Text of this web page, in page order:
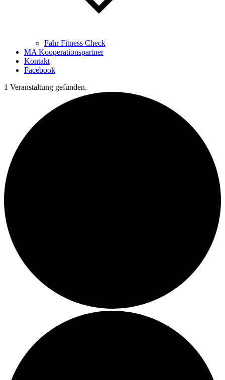
Fahr Fitness Check
MA Kooperationspartner
Kontakt
Facebook
1 Veranstaltung gefunden.